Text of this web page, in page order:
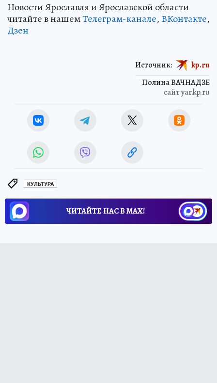
Новости Ярославля и Ярославской области
читайте в нашемТелеграм-канале, ВКонтакте,
Дзен
Полина ВАЧНАДЗЕ
сайт yar.kp.ru
Источник: kp.ru
КУЛЬТУРА
ЧИТАЙТЕ НАС В МАХ!